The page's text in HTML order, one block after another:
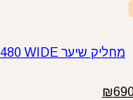
מחליק שיער MAX 480 WIDE
₪